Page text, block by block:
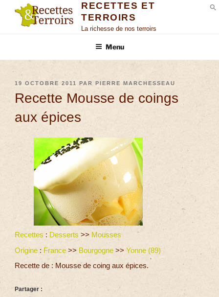
RECETTES ET
TERROIRS
La richesse de nos terroirs
Menu
19 OCTOBRE 2011 PAR PIERRE MARCHESSEAU
Recette Mousse de coings
aux épices
Recettes : Desserts >> Mousses
Origine : France >> Bourgogne >> Yonne (89)
Recette de : Mousse de coing aux épices.
Partager :